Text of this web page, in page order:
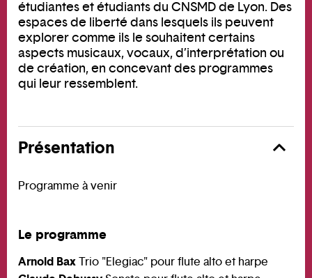
étudiantes et étudiants du CNSMD de Lyon. Des
espaces de liberté dans lesquels ils peuvent
explorer comme ils le souhaitent certains
aspects musicaux, vocaux, d’interprétation ou
de création, en concevant des programmes
qui leur ressemblent.
Présentation
Programme à venir
Le programme
Arnold BaxTrio "Elegiac" pour flute alto et harpe